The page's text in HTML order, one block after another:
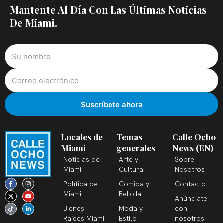
Mantente Al Día Con Las Últimas Noticias
De Miami.
F
a
c
e
b
o
o
I
n
s
t
a
g
r
X
-
t
w
i
t
t
Y
o
u
t
u
b
e
T
i
k
t
o
k
L
i
n
k
e
d
i
Locales de
Miami
Noticias de
Miami
Política de
Miami
Bienes
Raíces Miami
Temas
generales
Arte y
Cultura
Comida y
Bebida
Moda y
Estilo
Calle Ocho
News (EN)
Sobre
Nosotros
Contacto
Anúnciate
con
nosotros